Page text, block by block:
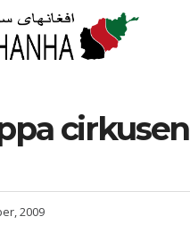
cirkusen
2009